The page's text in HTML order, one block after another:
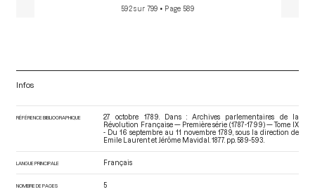
592 sur 799 • Page 589
Infos
RÉFÉRENCE BIBLIOGRAPHIQUE
27 octobre 1789. Dans : Archives parlementaires de la
Révolution Française — Première série (1787-1799) — Tome IX
- Du 16 septembre au 11 novembre 1789 , sous la direction de
Emile Laurent et Jérôme Mavidal. 1877. pp. 589-593.
LANGUE PRINCIPALE Français
NOMBRE DE PAGES 5